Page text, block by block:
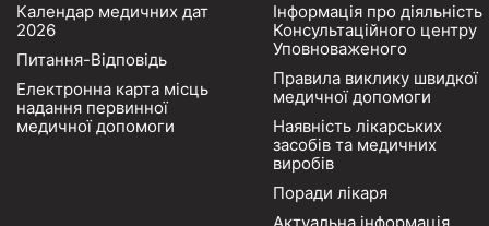
Календар медичних дат
2026
Питання-Відповідь
Електронна карта місць
надання первинної
медичної допомоги
Інформація про діяльність
Консультаційного центру
Уповноваженого
Правила виклику швидкої
медичної допомоги
Наявність лікарських
засобів та медичних
виробів
Поради лікаря